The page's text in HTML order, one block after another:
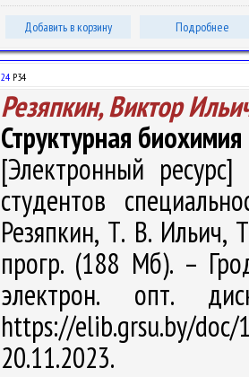
Добавить в корзину Подробнее
24 Р34
Резяпкин, Виктор
Структурная биохимия
[Электронный
студентов
Резяпкин, Т. В. Ильич,
прогр. (188 Мб). –
электрон. опт.
https://elib.grsu.by/
20.11.2023.